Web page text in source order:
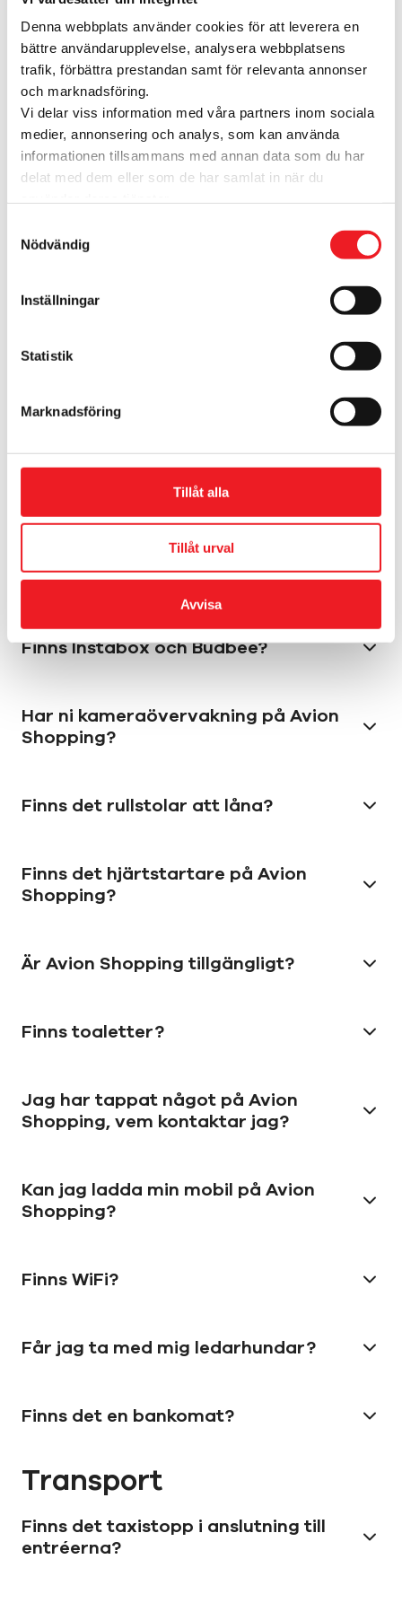
Denna webbplats använder cookies för att leverera en
bättre användarupplevelse, analysera webbplatsens
trafik, förbättra prestandan samt för relevanta annonser
och marknadsföring.
Vi delar viss information med våra partners inom sociala
medier, annonsering och analys, som kan använda
informationen tillsammans med annan data som du har
delat med dem eller som de har samlat in när du
Nödvändig
Inställningar
Statistik
Marknadsföring
Tillåt alla
Tillåt urval
Avvisa
Har ni återvinningsstationer och vad
kan jag lämna där?
Vilka paket- och posttjänster
erbjuder Info & Lounge?
Vad kan jag få hjälp med i Info &
köpcentrumet?
Kan jag posta ett brev hos er?
Hur kommer jag i kontakt med
butikerna?
Finns det fotoautomater?
Finns Instabox och Budbee?
Har ni kameraövervakning på Avion
Shopping?
Finns det rullstolar att låna?
Finns det hjärtstartare på Avion
Shopping?
Är Avion Shopping tillgängligt?
Finns toaletter?
Jag har tappat något på Avion
Shopping, vem kontaktar jag?
Kan jag ladda min mobil på Avion
Shopping?
Finns WiFi?
Får jag ta med mig ledarhundar?
Finns det en bankomat?
Transport
Finns det taxistopp i anslutning till
entréerna?